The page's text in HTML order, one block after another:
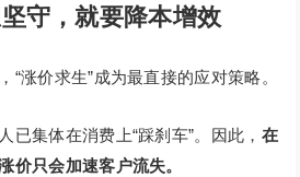
守，就要降本增效
“涨价求生”成为最直接的应对策略。
已集体在消费上“踩刹车”。因此， 在
价只会加速客户流失。